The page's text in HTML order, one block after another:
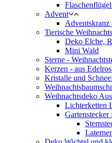
Advent
Adventskranz
Tierische
Deko Elche,
Mini Wald
Sterne -
Kerzen - aus
Kristalle und
Weihnachtsdeko
Lichterketten
Gartenstecker